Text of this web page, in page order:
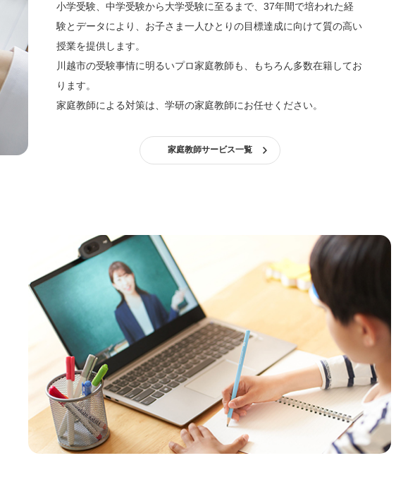
小学受験、中学受験から大学受験に至るまで、37年間で培われた経
験とデータにより、お子さま一人ひとりの目標達成に向けて質の高い
授業を提供します。
川越市の受験事情に明るいプロ家庭教師も、もちろん多数在籍してお
ります。
家庭教師による対策は、学研の家庭教師にお任せください。
家庭教師サービス一覧